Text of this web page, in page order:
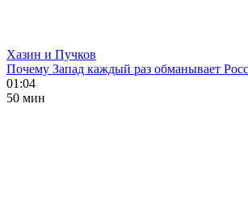
Хазин и Пучков
Почему Запад каждый раз обманывает
01:04
50 мин